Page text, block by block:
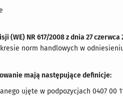
(WE) NR 617/2008 z dnia 27 czerwca
norm handlowych w
mają następujące definicje:
ujęte w podpozycjach 0407 00